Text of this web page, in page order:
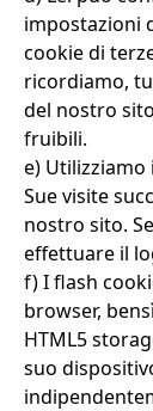
impostazioni
cookie di
ricordiamo,
del nostro
fruibili.
e)
Sue visite
nostro sito.
effettuare il
f) I flash
browser,
HTML5
suo